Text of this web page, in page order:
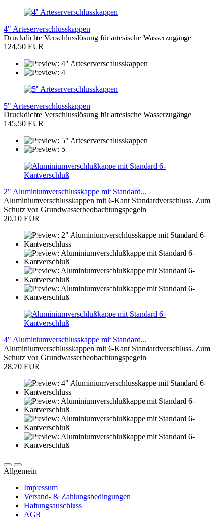
4" Arteserverschlusskappen
Druckdichte Verschlusslösung für artesische Wasserzugänge
124,50 EUR
5" Arteserverschlusskappen
Druckdichte Verschlusslösung für artesische Wasserzugänge
145,50 EUR
2" Aluminiumverschlusskappe mit Standard...
Aluminiumverschlusskappen mit 6-Kant Standardverschluss. Zum
Schutz von Grundwasserbeobachtungspegeln.
20,10 EUR
4" Aluminiumverschlusskappe mit Standard...
Aluminiumverschlusskappen mit 6-Kant Standardverschluss. Zum
Schutz von Grundwasserbeobachtungspegeln.
28,70 EUR
Allgemein
Impressum
Versand- & Zahlungsbedingungen
Haftungsauschluss
AGB